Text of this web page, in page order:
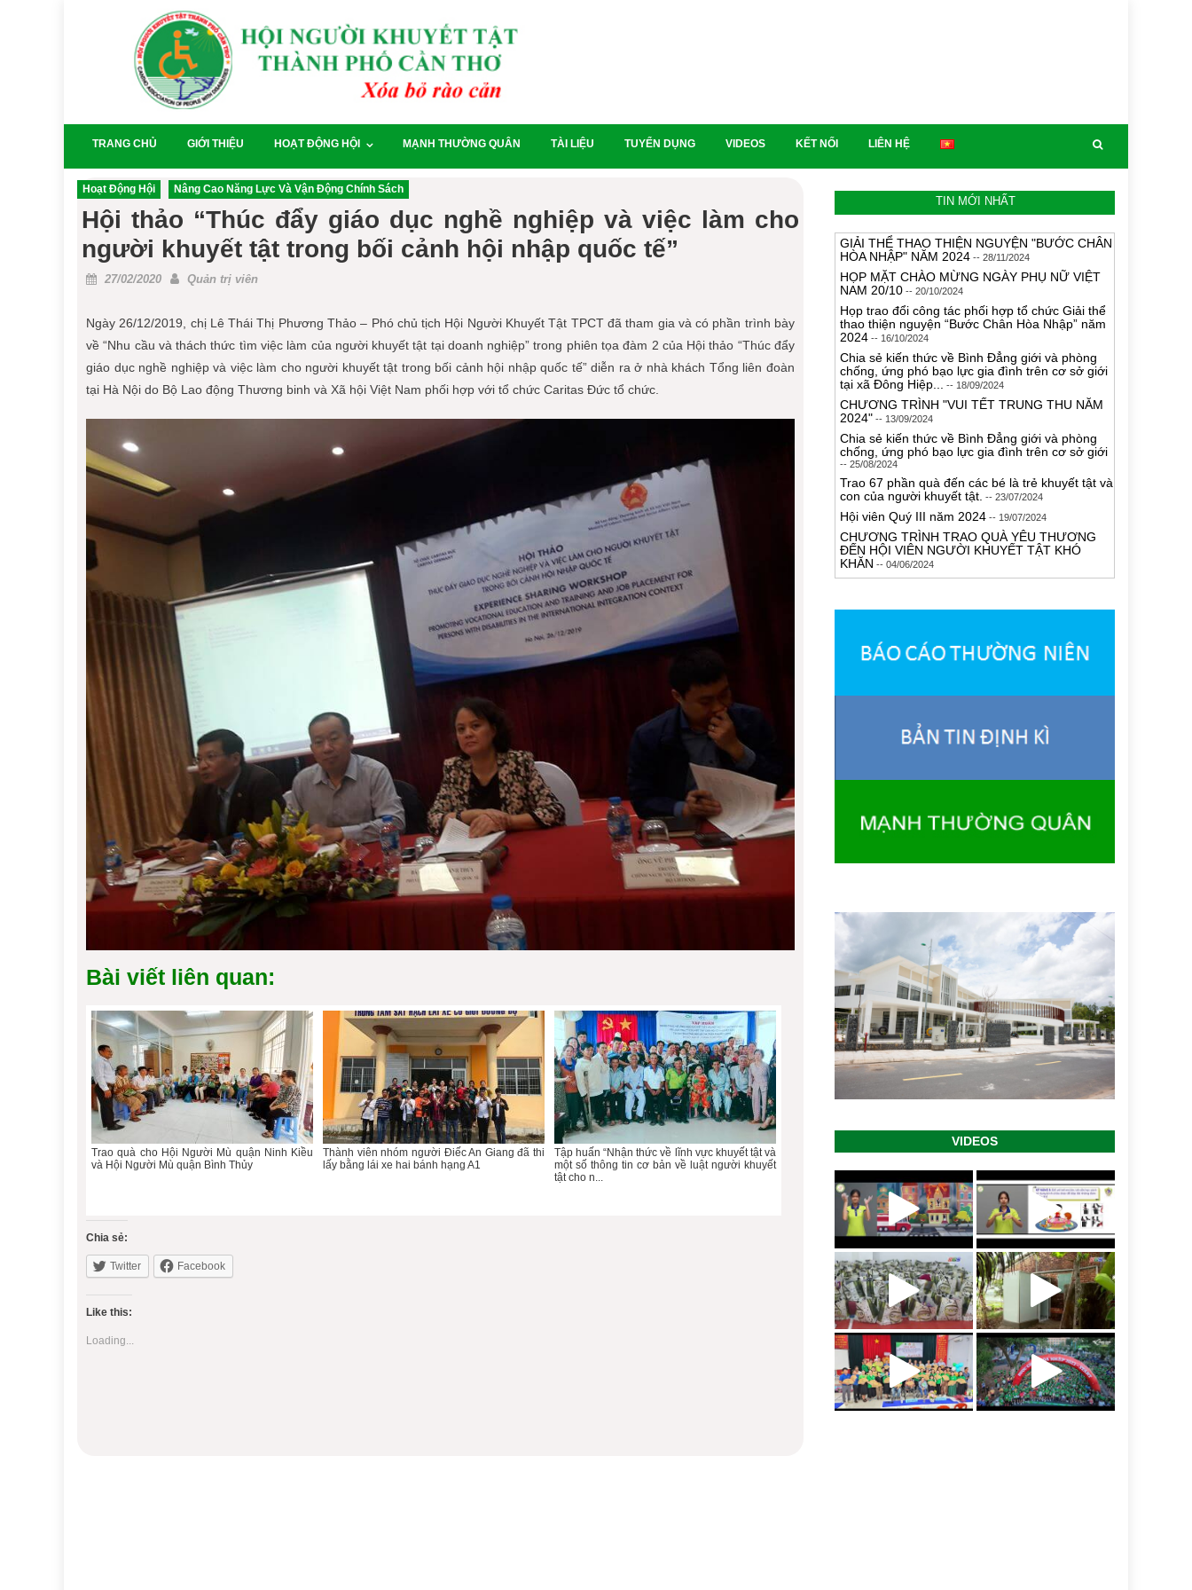
TRANG CHỦ GIỚI THIỆU HOẠT ĐỘNG HỘI MẠNH THƯỜNG QUÂN TÀI LIỆU TUYỂN DỤNG VIDEOS KẾT NỐI LIÊN HỆ
Hoạt Động Hội Nâng Cao Năng Lực Và Vận Động Chính Sách
Hội thảo “Thúc đẩy giáo dục nghề nghiệp và việc làm cho
người khuyết tật trong bối cảnh hội nhập quốc tế”
Posted
27/02/2020 Author
Quản trị viên
Ngày 26/12/2019, chị Lê Thái Thị Phương Thảo – Phó chủ tịch Hội Người Khuyết Tật TPCT đã tham gia và có phần trình bày
về “Nhu cầu và thách thức tìm việc làm của người khuyết tật tại doanh nghiệp” trong phiên tọa đàm 2 của Hội thảo “Thúc đẩy
giáo dục nghề nghiệp và việc làm cho người khuyết tật trong bối cảnh hội nhập quốc tế” diễn ra ở nhà khách Tổng liên đoàn
tại Hà Nội do Bộ Lao động Thương binh và Xã hội Việt Nam phối hợp với tổ chức Caritas Đức tổ chức.
Trao quà cho Hội Người Mù quận Ninh Kiều
và Hội Người Mù quận Bình Thủy
Thành viên nhóm người Điếc An Giang đã thi
lấy bằng lái xe hai bánh hạng A1
Tập huấn “Nhận thức về lĩnh vực khuyết tật và
một số thông tin cơ bản về luật người khuyết
tật cho n...
Chia sẻ:
Twitter Facebook
Like this:
Loading...
TIN MỚI NHẤT
GIẢI THỂ THAO THIỆN NGUYỆN "BƯỚC CHÂN
HÒA NHẬP" NĂM 2024 -- 28/11/2024
HỌP MẶT CHÀO MỪNG NGÀY PHỤ NỮ VIỆT
NAM 20/10 -- 20/10/2024
Họp trao đổi công tác phối hợp tổ chức Giải thể
thao thiện nguyện “Bước Chân Hòa Nhập” năm
2024 -- 16/10/2024
Chia sẻ kiến thức về Bình Đẳng giới và phòng
chống, ứng phó bạo lực gia đình trên cơ sở giới
tại xã Đông Hiệp...
-- 18/09/2024
CHƯƠNG TRÌNH "VUI TẾT TRUNG THU NĂM
2024" -- 13/09/2024
Chia sẻ kiến thức về Bình Đẳng giới và phòng
chống, ứng phó bạo lực gia đình trên cơ sở giới
-- 25/08/2024
Trao 67 phần quà đến các bé là trẻ khuyết tật và
con của người khuyết tật. -- 23/07/2024
Hội viên Quý III năm 2024 -- 19/07/2024
CHƯƠNG TRÌNH TRAO QUÀ YÊU THƯƠNG
ĐẾN HỘI VIÊN NGƯỜI KHUYẾT TẬT KHÓ
KHĂN -- 04/06/2024
Bàn giao công trình nhà vệ sinh tiếp cận cho
20/05/2024
KHUYẾT TẬT VIỆT NAM (18/4)
-- 24/04/2024
GIẢI ĐI BỘ CÙNG NGƯỜI KHUYẾT TẬT
ĐẠI HỘI ĐẠI BIỂU HỘI NGƯỜI KHUYẾT TẬT
ĐỔI MỚI VÀ CÔNG NGH...-- 18/04/2023
Hội Người Khuyết Tật TPCT - 20 năm một
Hội thảo giới thiệu và chia sẻ định hướng nghề
Covid-19 đối với phụ nữ và trẻ em gái khuyết
tật"
Truyền thông "Kỹ năng phòng ngừa và ứng phó
với quấy rối tình dục" dành cho người điếc.
27/04/2022
HỌP MẶT CHÀO MỪNG NGÀY QUỐC TẾ
NGƯỜI KHUYẾT TẬT 3/12-- 03/12/2024
GIẢI THỂ THAO THIỆN NGUYỆN "BƯỚC CHÂN
HÒA NHẬP" NĂM 2024-- 28/11/2024
VIDEOS